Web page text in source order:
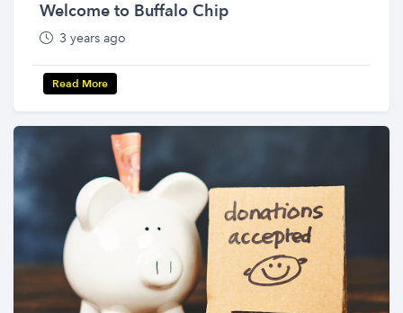
Welcome to Buffalo Chip
3 years ago
Read More